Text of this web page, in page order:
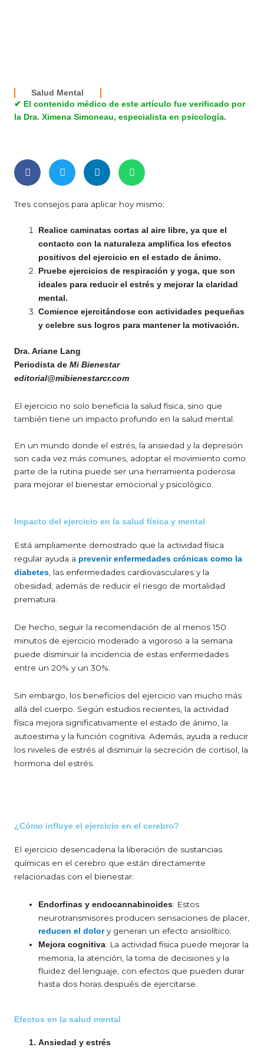
Salud Mental
✔ El contenido médico de este artículo fue verificado por
la Dra. Ximena Simoneau, especialista en psicología.
Tres consejos para aplicar hoy mismo:
Realice caminatas cortas al aire libre, ya que el
contacto con la naturaleza amplifica los efectos
positivos del ejercicio en el estado de ánimo.
Pruebe ejercicios de respiración y yoga, que son
ideales para reducir el estrés y mejorar la claridad
mental.
Comience ejercitándose con actividades pequeñas
y celebre sus logros para mantener la motivación.
Dra. Ariane Lang
Periodista de Mi Bienestar
editorial@mibienestarcr.com
El ejercicio no solo beneficia la salud física, sino que
también tiene un impacto profundo en la salud mental.
En un mundo donde el estrés, la ansiedad y la depresión
son cada vez más comunes, adoptar el movimiento como
parte de la rutina puede ser una herramienta poderosa
para mejorar el bienestar emocional y psicológico.
Impacto del ejercicio en la salud física y mental
Está ampliamente demostrado que la actividad física
regular ayuda a prevenir enfermedades crónicas como la
diabetes, las enfermedades cardiovasculares y la
obesidad, además de reducir el riesgo de mortalidad
prematura.
De hecho, seguir la recomendación de al menos 150
minutos de ejercicio moderado a vigoroso a la semana
puede disminuir la incidencia de estas enfermedades
entre un 20% y un 30%.
Sin embargo, los beneficios del ejercicio van mucho más
allá del cuerpo. Según estudios recientes, la actividad
física mejora significativamente el estado de ánimo, la
autoestima y la función cognitiva. Además, ayuda a reducir
los niveles de estrés al disminuir la secreción de cortisol, la
hormona del estrés.
¿Cómo influye el ejercicio en el cerebro?
El ejercicio desencadena la liberación de sustancias
químicas en el cerebro que están directamente
relacionadas con el bienestar:
Endorfinas y endocannabinoides: Estos
neurotransmisores producen sensaciones de placer,
reducen el dolory generan un efecto ansiolítico.
Mejora cognitiva: La actividad física puede mejorar la
memoria, la atención, la toma de decisiones y la
fluidez del lenguaje, con efectos que pueden durar
hasta dos horas después de ejercitarse.
Efectos en la salud mental
Ansiedad y estrés